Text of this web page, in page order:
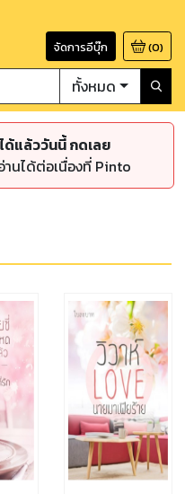
จัดการอีบุ๊ก (0)
ทั้งหมด
ด้แล้ววันนี้ กดเลย
นได้ต่อเนื่องที่ Pinto